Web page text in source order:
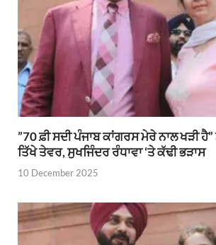
”70 ਫ਼ੀ ਸਦੀ ਪੰਜਾਬ ਕਾਂਗਰਸ ਮੇਰੇ ਨਾਲ ਖੜੀ
ਤਿੱਖੇ ਤੇਵਰ, ਸੁਖਜਿੰਦਰ ਰੰਧਾਵਾ ‘ਤੇ ਕੱਢੀ ਭੜਾਸ
10 December 2025